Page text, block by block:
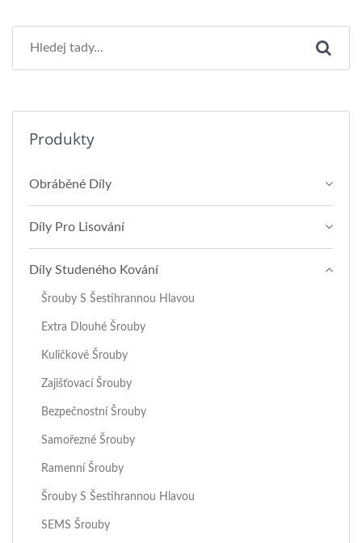
Produkty
Obráběné Díly
Díly Pro Lisování
Díly Studeného Kování
Šrouby S Šestihrannou Hlavou
Extra Dlouhé Šrouby
Kuličkové Šrouby
Zajišťovací Šrouby
Bezpečnostní Šrouby
Samořezné Šrouby
Ramenní Šrouby
Šrouby S Šestihrannou Hlavou
SEMS Šrouby